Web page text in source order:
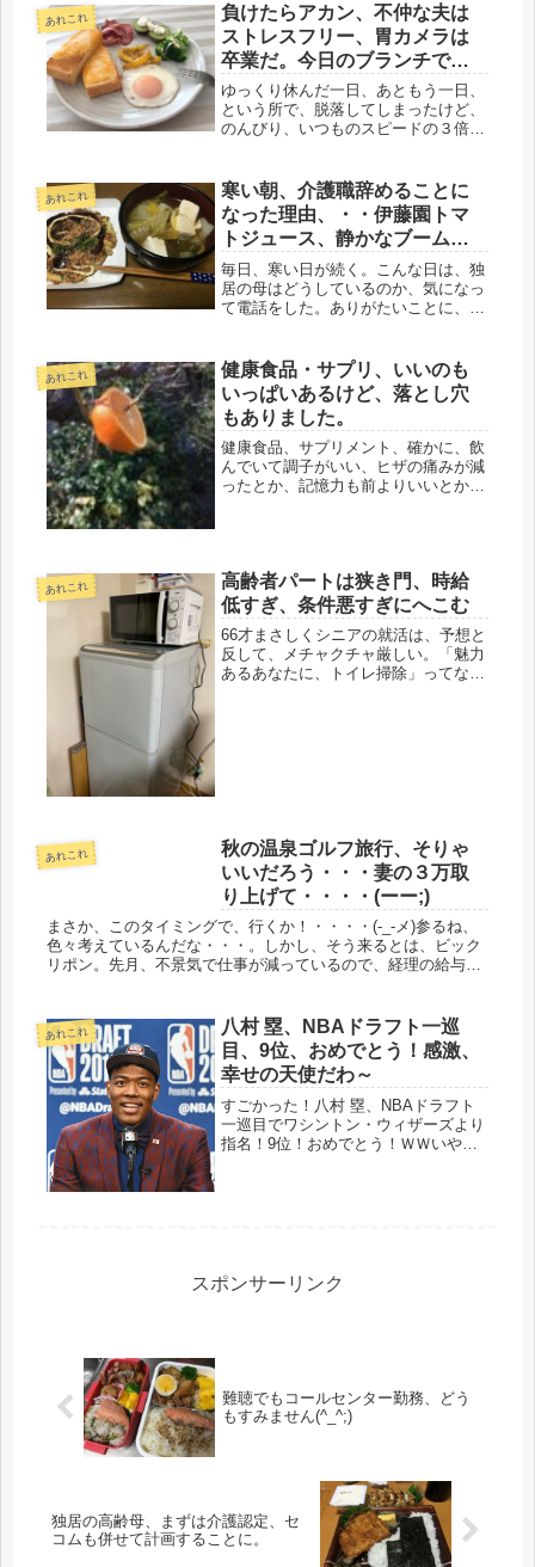
あれこれ
負けたらアカン、不仲な夫は
ストレスフリー、胃カメラは
卒業だ。今日のブランチで
す。
ゆっくり休んだ一日、あともう一日、
という所で、脱落してしまったけど、
のんびり、いつものスピードの３倍く
かりとね。自営の請求書関係の仕事は
したし、書類関係も整理した。洗濯日
和...
あれこれ
寒い朝、介護職辞めることに
なった理由、・・伊藤園トマ
トジュース、静かなブームか
も
毎日、寒い日が続く。こんな日は、独
居の母はどうしているのか、気になっ
て電話をした。ありがたいことに、認
護の仕事をしていた。いずれその日が
来るだろうと、母の介護の為に、ヘル
パ...
あれこれ
健康食品・サプリ、いいのも
いっぱいあるけど、落とし穴
もありました。
健康食品、サプリメント、確かに、飲
んでいて調子がいい、ヒザの痛みが減
ったとか、記憶力も前よりいいとか、
社販で...
あれこれ
高齢者パートは狭き門、時給
低すぎ、条件悪すぎにへこむ
66才まさしくシニアの就活は、予想と
反して、メチャクチャ厳しい。「魅力
あるあなたに、トイレ掃除」ってなん
あれこれ
秋の温泉ゴルフ旅行、そりゃ
いいだろう・・・妻の３万取
り上げて・・・・(ーー;)
まさか、このタイミングで、行くか！・・・・(-_-メ)参るね、
色々考えているんだな・・・。しかし、そう来るとは、ビック
リポン。先月、不景気で仕事が減っているので、経理の給与、
あれこれ
八村 塁、NBAドラフト一巡
目、9位、おめでとう！感激、
幸せの天使だわ～
すごかった！八村 塁、NBAドラフト
一巡目でワシントン・ウィザーズより
指名！9位！おめでとう！ＷＷいやは
スポンサーリンク
難聴でもコールセンター勤務、どう
もすみません(^_^;)
独居の高齢母、まずは介護認定、セ
コムも併せて計画することに。